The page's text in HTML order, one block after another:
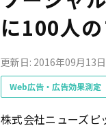
に100人
更新日: 2016年09月13日
Web広告・広告効果測定
株式会社ニューズピ